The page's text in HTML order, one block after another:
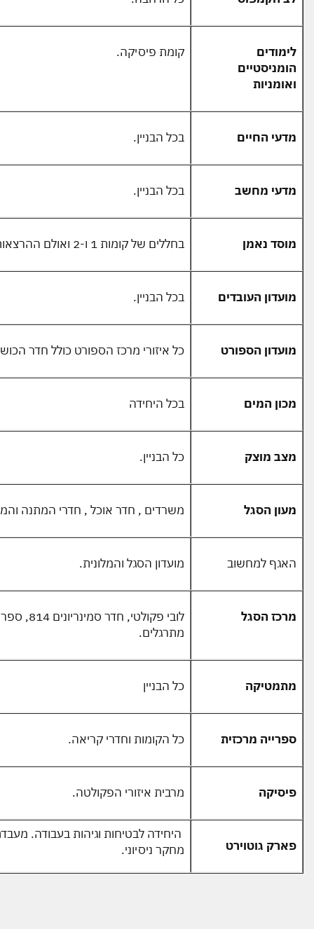
לימודים
הומניסטיים
ואומניות
קומת פיסיקה.
מדעי החיים בכל הבניין.
מדעי מחשב בכל הבניין.
מוסד נאמן בחללים של קומות 1 ו-2 ואולם ההרצאות
מועדון העובדים בכל הבניין.
מועדון הספורט כל איזורי מרכז הספורט כולל חדר
מכון המים בכל היחידה
מצב מוצק כל הבניין.
מעון הסגל משרדים , חדר אוכל , חדרי המתנה
האגף למחשוב מועדון הסגל והמלונית.
מרכז הסגל
מתרגלים.
מתמטיקה כל הבניין
ספרייה מרכזית כל הקומות וחדרי קריאה.
פיסיקה מרבית איזורי הפקולטה.
פארק גוטוירט
היחידה לבטיחות וגיהות בעבודה.
מחקר ניסיוני.